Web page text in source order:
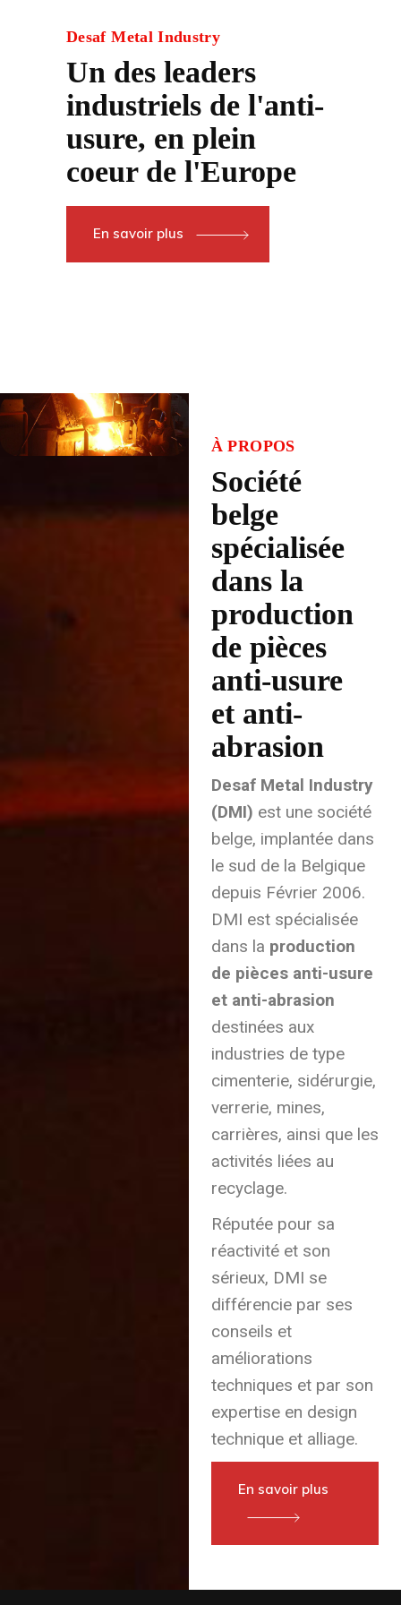
Desaf Metal Industry
Un des leaders
industriels de l'anti-
usure, en plein
coeur de l'Europe
En savoir plus
À PROPOS
Société
belge
spécialisée
dans la
production
de pièces
anti-usure
et anti-
abrasion
Desaf Metal Industry
(DMI) est une société
belge, implantée dans
le sud de la Belgique
depuis Février 2006.
DMI est spécialisée
dans la production
de pièces anti-usure
et anti-abrasion
destinées aux
industries de type
cimenterie, sidérurgie,
verrerie, mines,
carrières, ainsi que les
activités liées au
recyclage.
Réputée pour sa
réactivité et son
sérieux, DMI se
différencie par ses
conseils et
améliorations
techniques et par son
expertise en design
technique et alliage.
En savoir plus